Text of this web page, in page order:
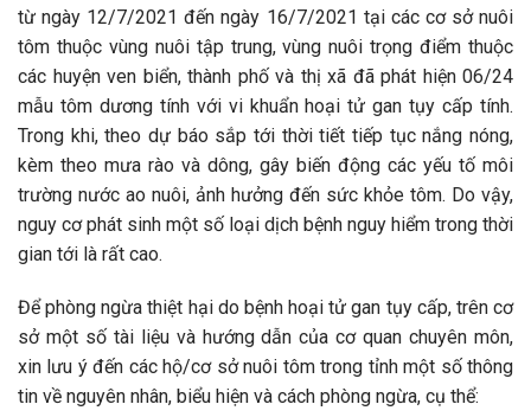
từ ngày 12/7/2021 đến ngày 16/7/2021 tại các cơ sở nuôi
tôm thuộc vùng nuôi tập trung, vùng nuôi trọng điểm thuộc
các huyện ven biển, thành phố và thị xã đã phát hiện 06/24
mẫu tôm dương tính với vi khuẩn hoại tử gan tụy cấp tính.
Trong khi, theo dự báo sắp tới thời tiết tiếp tục nắng nóng,
kèm theo mưa rào và dông, gây biến động các yếu tố môi
trường nước ao nuôi, ảnh hưởng đến sức khỏe tôm. Do vậy,
nguy cơ phát sinh một số loại dịch bệnh nguy hiểm trong thời
gian tới là rất cao.
Để phòng ngừa thiệt hại do bệnh hoại tử gan tụy cấp, trên cơ
sở một số tài liệu và hướng dẫn của cơ quan chuyên môn,
xin lưu ý đến các hộ/cơ sở nuôi tôm trong tỉnh một số thông
tin về nguyên nhân, biểu hiện và cách phòng ngừa, cụ thể: